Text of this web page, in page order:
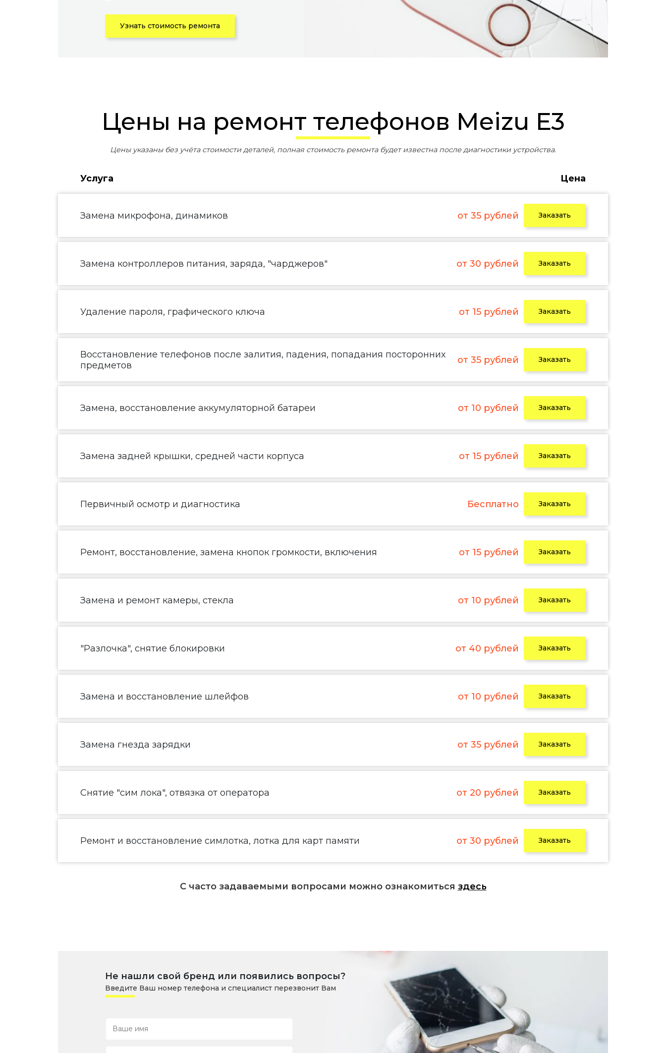
Узнать стоимость ремонта
Цены на ремонт телефонов Meizu E3
Цены указаны без учёта стоимости деталей, полная стоимость ремонта будет известна после диагностики устройства.
Услуга Цена
Замена микрофона, динамиков от 35 рублей Заказать
Замена контроллеров питания, заряда, "чарджеров" от 30 рублей Заказать
Удаление пароля, графического ключа от 15 рублей Заказать
Восстановление телефонов после залития, падения, попадания посторонних
предметов
от 35 рублей Заказать
Замена, восстановление аккумуляторной батареи от 10 рублей Заказать
Замена задней крышки, средней части корпуса от 15 рублей Заказать
Первичный осмотр и диагностика Бесплатно Заказать
Ремонт, восстановление, замена кнопок громкости, включения от 15 рублей Заказать
Замена и ремонт камеры, стекла от 10 рублей Заказать
"Разлочка", снятие блокировки от 40 рублей Заказать
Замена и восстановление шлейфов от 10 рублей Заказать
Замена гнезда зарядки от 35 рублей Заказать
Снятие "сим лока", отвязка от оператора от 20 рублей Заказать
Ремонт и восстановление симлотка, лотка для карт памяти от 30 рублей Заказать
С часто задаваемыми вопросами можно ознакомиться здесь
Не нашли свой бренд или появились вопросы?
Введите Ваш номер телефона и специалист перезвонит Вам